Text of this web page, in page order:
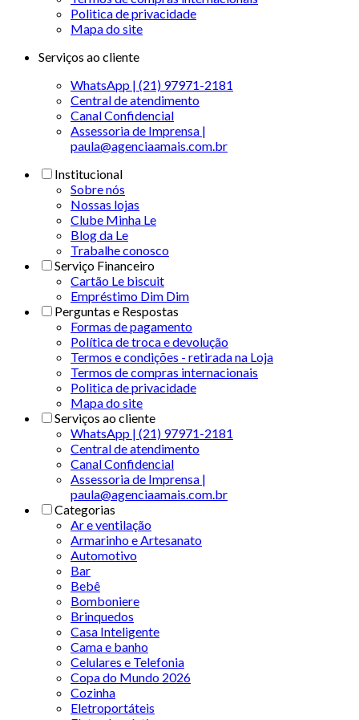
Politica de privacidade
Mapa do site
Serviços ao cliente
WhatsApp | (21) 97971-2181
Central de atendimento
Canal Confidencial
Assessoria de Imprensa |
paula@agenciaamais.com.br
Institucional
Sobre nós
Nossas lojas
Clube Minha Le
Blog da Le
Trabalhe conosco
Serviço Financeiro
Cartão Le biscuit
Empréstimo Dim Dim
Perguntas e Respostas
Formas de pagamento
Política de troca e devolução
Termos e condições - retirada na Loja
Termos de compras internacionais
Politica de privacidade
Mapa do site
Serviços ao cliente
WhatsApp | (21) 97971-2181
Central de atendimento
Canal Confidencial
Assessoria de Imprensa |
paula@agenciaamais.com.br
Categorias
Ar e ventilação
Armarinho e Artesanato
Automotivo
Bar
Bebê
Bomboniere
Brinquedos
Casa Inteligente
Cama e banho
Celulares e Telefonia
Copa do Mundo 2026
Cozinha
Eletroportáteis